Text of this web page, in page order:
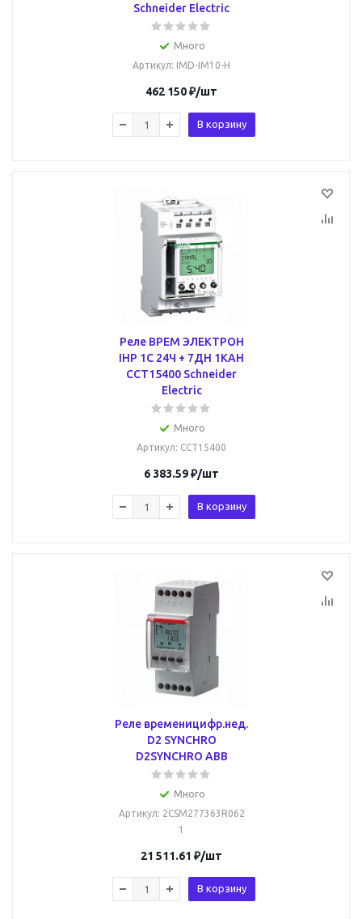
Schneider Electric
Много
Артикул: IMD-IM10-H
462 150₽/шт
В корзину
Реле ВРЕМ ЭЛЕКТРОН
IHP 1C 24Ч + 7ДН 1КАН
CCT15400 Schneider
Electric
Много
Артикул: CCT15400
6 383.59₽/шт
В корзину
Реле временицифр.нед.
D2 SYNCHRO
D2SYNCHRO ABB
Много
Артикул: 2CSM277363R062
1
21 511.61 ₽/шт
В корзину